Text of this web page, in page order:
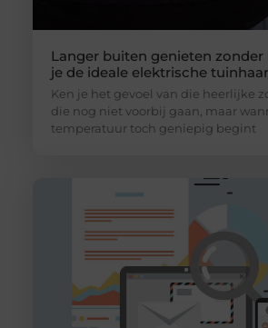
Langer buiten genieten zonder
je de ideale elektrische
Ken je het gevoel van die heerlijke
die nog niet voorbij gaan, maar
temperatuur toch geniepig begint